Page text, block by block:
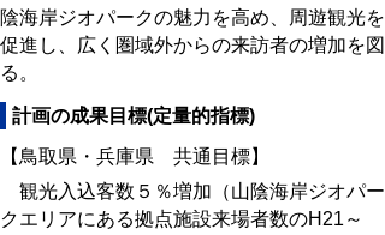
陰海岸ジオパークの魅力を高め、周遊観光を
促進し、広く圏域外からの来訪者の増加を図
る。
計画の成果目標(定量的指標)
【鳥取県・兵庫県 共通目標】
観光入込客数５％増加（山陰海岸ジオパー
クエリアにある拠点施設来場者数のH 21～